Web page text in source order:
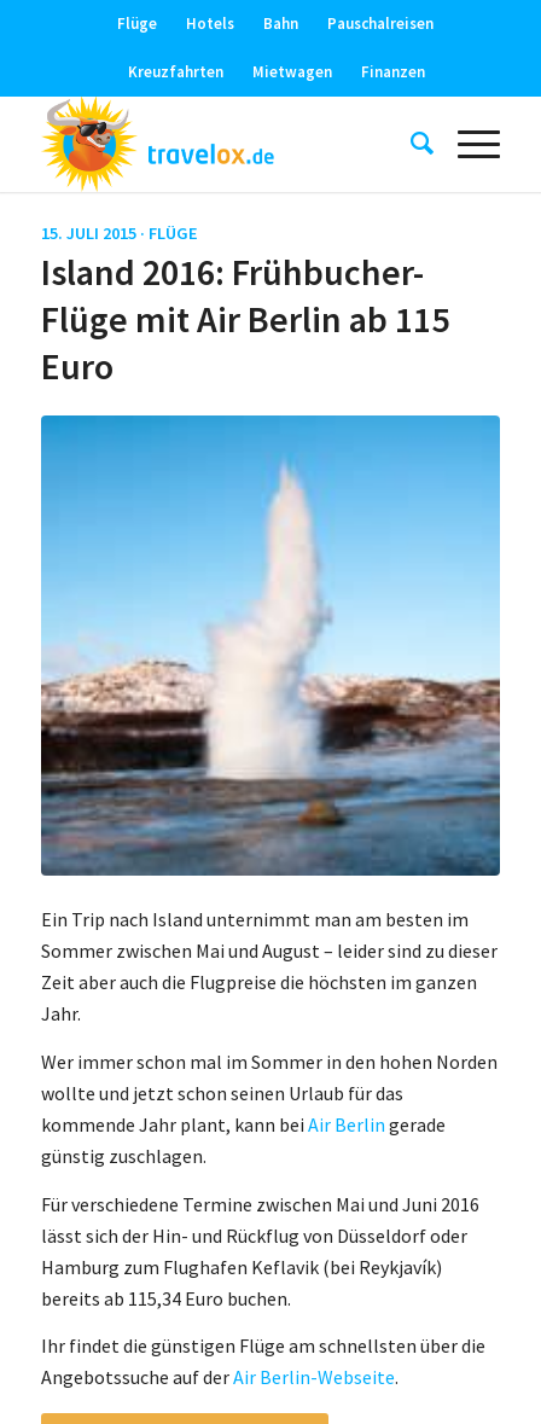
Flüge Hotels Bahn Pauschalreisen
Kreuzfahrten Mietwagen Finanzen
15. JULI 2015 · FLÜGE
Island 2016: Frühbucher-
Flüge mit Air Berlin ab 115
Euro
Ein Trip nach Island unternimmt man am besten im
Sommer zwischen Mai und August – leider sind zu dieser
Zeit aber auch die Flugpreise die höchsten im ganzen
Jahr.
Wer immer schon mal im Sommer in den hohen Norden
wollte und jetzt schon seinen Urlaub für das
kommende Jahr plant, kann bei Air Berlin gerade
günstig zuschlagen.
Für verschiedene Termine zwischen Mai und Juni 2016
lässt sich der Hin- und Rückflug von Düsseldorf oder
Hamburg zum Flughafen Keflavik (bei Reykjavík)
bereits ab 115,34 Euro buchen.
Ihr findet die günstigen Flüge am schnellsten über die
Angebotssuche auf derAir Berlin-Webseite.